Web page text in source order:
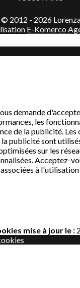
2012 - 2026
E-Komerco
demande
les
de la publicité. Les
la publicité sont
sur les
Acceptez-
à l'utilisation
mise à jour le :